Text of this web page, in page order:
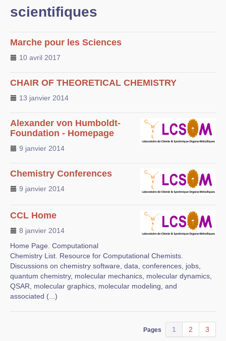
Infrastructure et Support
Activités Contractuelles et Innovation
Publications
Collaborations
Evènements
Offres de stage/thèse/post-doc
scientifiques
Marche pour les Sciences
10 avril 2017
CHAIR OF THEORETICAL CHEMISTRY
13 janvier 2014
Alexander von Humboldt-
Foundation - Homepage
9 janvier 2014
Chemistry Conferences
9 janvier 2014
CCL Home
8 janvier 2014
Home Page. Computational
Chemistry List. Resource for Computational Chemists.
Discussions on chemistry software, data, conferences, jobs,
quantum chemistry, molecular mechanics, molecular dynamics,
QSAR, molecular graphics, molecular modeling, and
associated (...)
Pages 1 2 3